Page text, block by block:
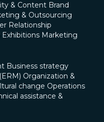
& Content Brand
& Outsourcing
Relationship
Exhibitions Marketing
Business strategy
Organization &
change Operations
assistance &